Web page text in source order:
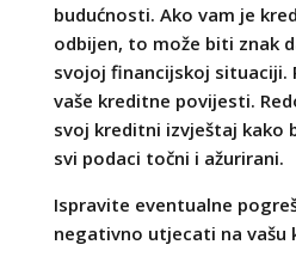
budućnosti. Ako vam je
odbijen, to može biti znak
svojoj financijskoj situaciji.
vaše kreditne povijesti.
svoj kreditni izvještaj kako
svi podaci točni i ažurirani.
Ispravite eventualne
negativno utjecati na vašu